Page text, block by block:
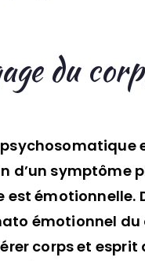
du
d’un symptôme
est émotionnelle.
émotionnel du
corps et esprit